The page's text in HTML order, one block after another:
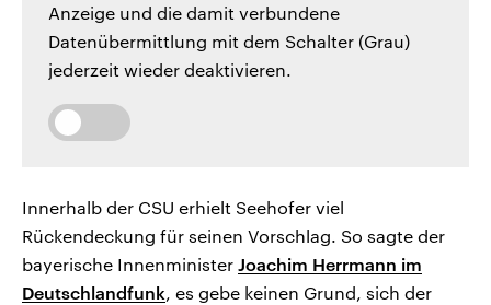
Anzeige und die damit verbundene
Datenübermittlung mit dem Schalter (Grau)
jederzeit wieder deaktivieren.
Innerhalb der CSU erhielt Seehofer viel
Rückendeckung für seinen Vorschlag. So sagte der
bayerische Innenminister Joachim Herrmann im
Deutschlandfunk, es gebe keinen Grund, sich der